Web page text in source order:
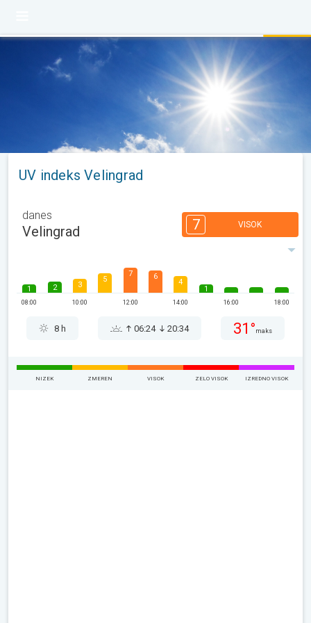
UV indeks Velingrad
danes
Velingrad 7 VISOK
1
08:00
2 3
10:00
5
7
12:00
6
4
14:00
1
16:00 18:00
8 h 06:24 20:34 31° maks
NIZEK ZMEREN VISOK ZELO VISOK IZREDNO VISOK